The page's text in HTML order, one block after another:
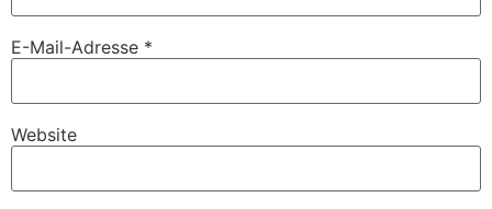
E-Mail-Adresse *
Website